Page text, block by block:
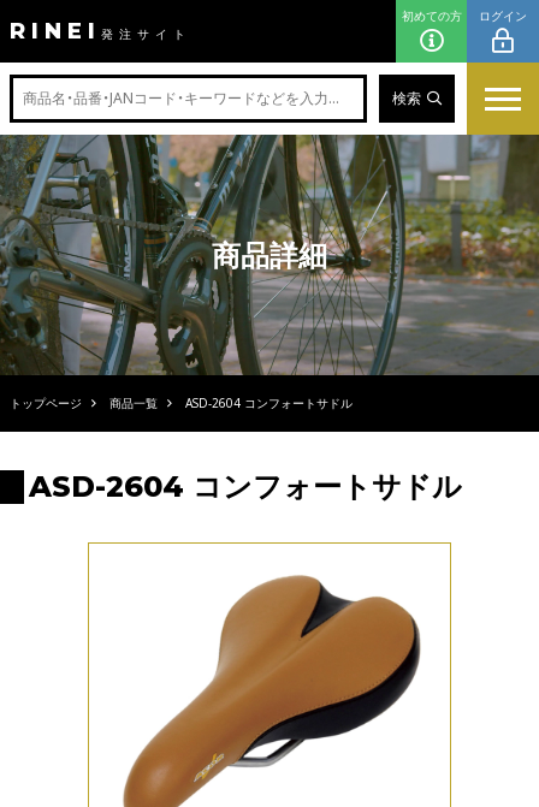
RINEI 発注サイト
初めての方 ログイン
検索
商品詳細
トップページ 商品一覧 ASD-2604 コンフォートサドル
ASD-2604 コンフォートサドル